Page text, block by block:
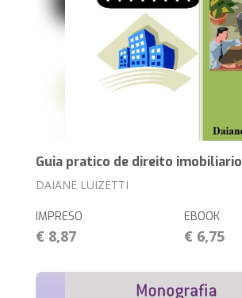
Guia pratico de direito imobiliario
DAIANE LUIZETTI
IMPRESO
€ 8,87
EBOOK
€ 6,75